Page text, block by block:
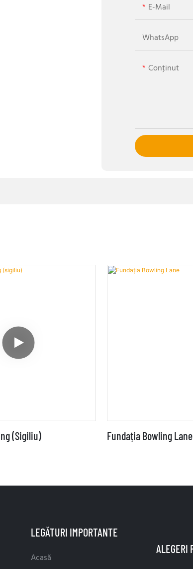
E-Mail
WhatsApp
Conţinut
(sigiliu) Fundația Bowling Lane
LEGĂTURI IMPORTANTE
Acasă